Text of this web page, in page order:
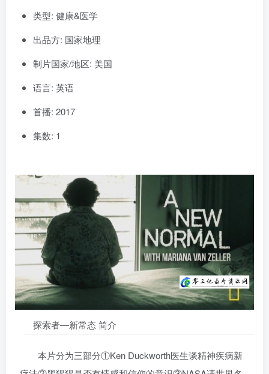
类型: 健康&医学
出品方: 国家地理
制片国家/地区: 美国
语言: 英语
首播: 2017
集数: 1
探索者—新常态 简介
本片分为三部分①Ken Duckworth医生谈精神疾病新